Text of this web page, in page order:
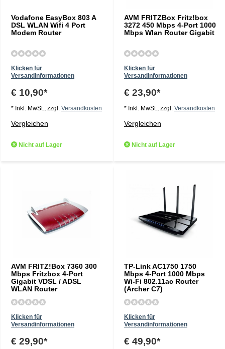
Vodafone EasyBox 803 A
DSL WLAN Wifi 4 Port
Modem Router
Klicken für
Versandinformationen
€ 10,90*
* Inkl. MwSt., zzgl. Versandkosten
Vergleichen
Nicht auf Lager
AVM FRITZBox Fritz!box
3272 450 Mbps 4-Port 1000
Mbps Wlan Router Gigabit
Klicken für
Versandinformationen
€ 23,90*
* Inkl. MwSt., zzgl. Versandkosten
Vergleichen
Nicht auf Lager
AVM FRITZ!Box 7360 300
Mbps Fritzbox 4-Port
Gigabit VDSL / ADSL
WLAN Router
Klicken für
Versandinformationen
€ 29,90*
TP-Link AC1750 1750
Mbps 4-Port 1000 Mbps
Wi-Fi 802.11ac Router
(Archer C7)
Klicken für
Versandinformationen
€ 49,90*